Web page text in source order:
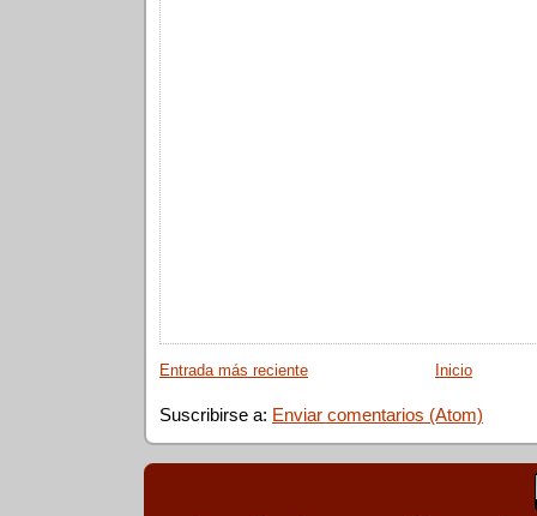
Entrada más reciente Inicio
Suscribirse a: Enviar comentarios (Atom)